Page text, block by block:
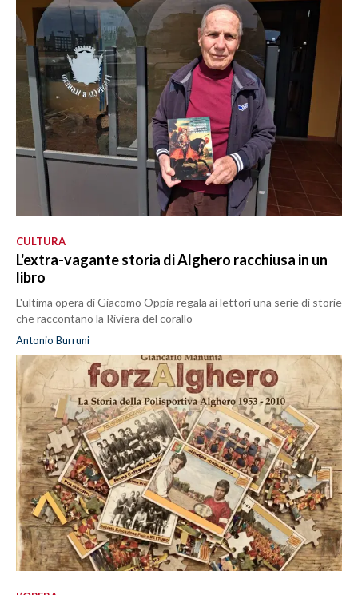
CULTURA
L'extra-vagante storia di Alghero racchiusa in un
libro
L'ultima opera di Giacomo Oppia regala ai lettori una serie di storie
che raccontano la Riviera del corallo
Antonio Burruni